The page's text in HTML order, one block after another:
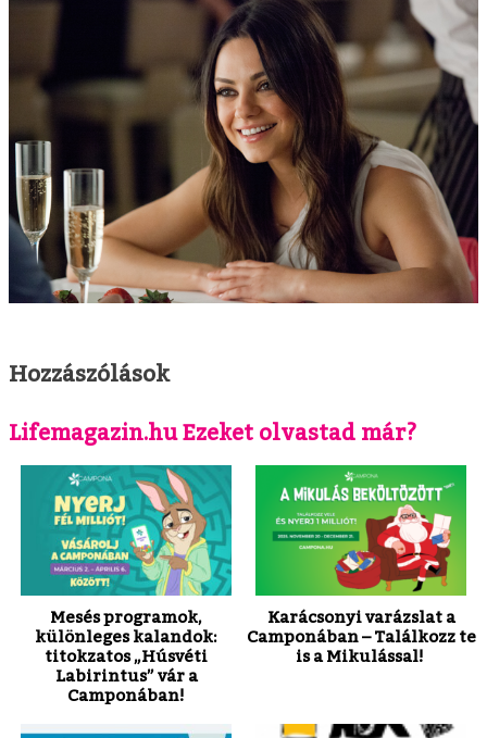
Hozzászólások
Lifemagazin.hu Ezeket olvastad már?
Mesés programok,
különleges kalandok:
titokzatos „Húsvéti
Labirintus” vár a
Camponában!
Karácsonyi varázslat a
Camponában – Találkozz te
is a Mikulással!